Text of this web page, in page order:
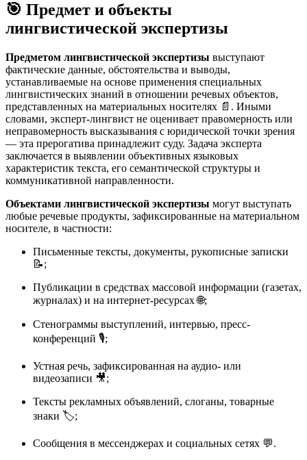
🎯 Предмет и объекты
лингвистической экспертизы
Предметом лингвистической экспертизы выступают
фактические данные, обстоятельства и выводы,
устанавливаемые на основе применения специальных
лингвистических знаний в отношении речевых объектов,
представленных на материальных носителях 📄. Иными
словами, эксперт-лингвист не оценивает правомерность или
неправомерность высказывания с юридической точки зрения
— эта прерогатива принадлежит суду. Задача эксперта
заключается в выявлении объективных языковых
характеристик текста, его семантической структуры и
коммуникативной направленности.
Объектами лингвистической экспертизы могут выступать
любые речевые продукты, зафиксированные на материальном
носителе, в частности:
Письменные тексты, документы, рукописные записки
📝;
Публикации в средствах массовой информации (газетах,
журналах) и на интернет-ресурсах 🌐;
Стенограммы выступлений, интервью, пресс-
конференций 🎙️;
Устная речь, зафиксированная на аудио- или
видеозаписи 🎥;
Тексты рекламных объявлений, слоганы, товарные
знаки 🏷️;
Сообщения в мессенджерах и социальных сетях 💬.